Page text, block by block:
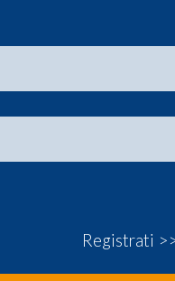
Registrati